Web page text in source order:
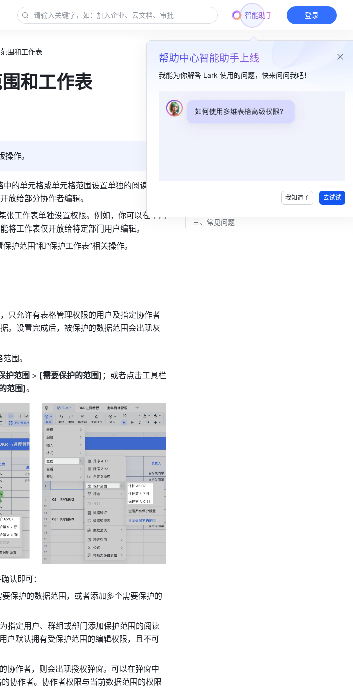
智能助手
帮助中心智能助手上线
我能为你解答 Lark 使用的问题，快来问问我吧！
我知道了 去试试
登录
围和工作表
和工作表
作。
的单元格或单元格范围设置单独的阅读或编
放给部分协作者编辑。
张工作表单独设置权限。例如，你可以在不同
将工作表仅开放给特定部门用户编辑。
护范围”和“保护工作表”相关操作。
只允许有表格管理权限的用户及指定协作者
。设置完成后，被保护的数据范围会出现灰
围。
护范围 > [需要保护的范围] ；或者点击工具栏
范围]。
认即可：
保护的数据范围，或者添加多个需要保护的
指定用户、群组或部门添加保护范围的阅读
户默认拥有受保护范围的编辑权限，且不可
协作者，则会出现授权弹窗。可以在弹窗中
协作者。协作者权限与当前数据范围的权限
本篇目录
三、常见问题 ​